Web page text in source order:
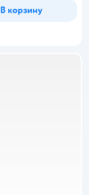
В корзину